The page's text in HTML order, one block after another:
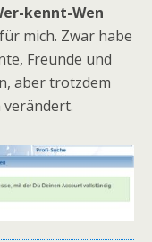
kennt-Wen
mich. Zwar habe
Freunde und
aber trotzdem
verändert.